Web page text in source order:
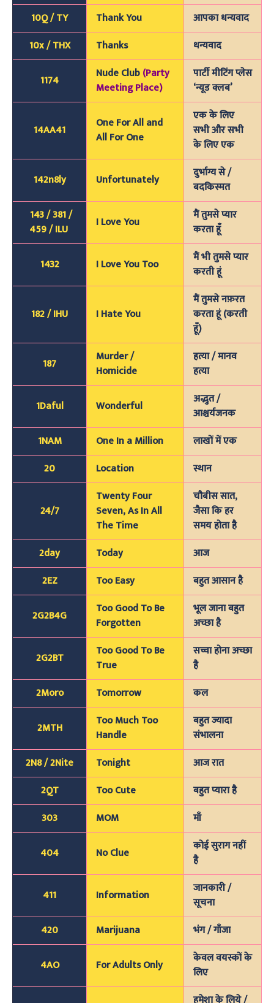
10Q / TY
Thank You
आपका धन्यवाद
10x / THX
Thanks धन्यवाद
1174 Nude Club(Party
Meeting Place)
पार्टी मीटिंग प्लेस
‘न्यूड क्लब’
14AA41
One For All and
All For One
एक के लिए
सभी और सभी
के लिए एक
142n8ly Unfortunately
दुर्भाग्य से /
बदकिस्मत
143 / 381 /
459 / ILU
I Love You
मैं तुमसे प्यार
करता हूँ
1432 I Love You Too
मैं भी तुमसे प्यार
करती हूं
182 / IHU I Hate You
मैं तुमसे नफ़रत
करता हूं (करती
हूँ)
187
Murder /
Homicide
हत्या / मानव
हत्या
1Daful Wonderful
अद्भुत /
आश्चर्यजनक
1NAM
One In a Million
लाखों में एक
20
Location स्थान
24/7
Twenty Four
Seven, As In All
The Time
चौबीस सात,
जैसा कि हर
समय होता है
2day
Today
आज
2EZ
Too Easy बहुत आसान है
2G2B4G
Too Good To Be
Forgotten
भूल जाना बहुत
अच्छा है
2G2BT
Too Good To Be
True
सच्चा होना अच्छा
है
2Moro
Tomorrow कल
2MTH
Too Much Too
Handle
बहुत ज्यादा
संभालना
2N8 / 2Nite
Tonight
आज रात
2QT
Too Cute
बहुत प्यारा है
303
MOM माँ
404 No Clue
कोई सुराग नहीं
है
411 Information
जानकारी /
सूचना
420
Marijuana भंग / गाँजा
4AO For Adults Only
केवल वयस्कों के
लिए